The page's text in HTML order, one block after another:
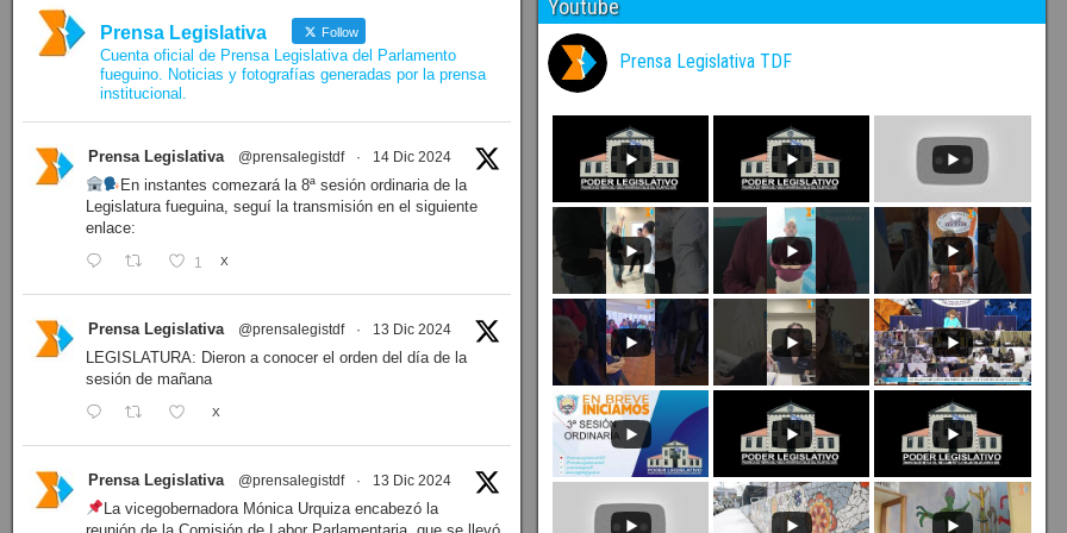
Prensa Legislativa Follow
Cuenta oficial de Prensa Legislativa del Parlamento
fueguino. Noticias y fotografías generadas por la prensa
institucional.
Prensa Legislativa @prensalegistdf · 14 Dic 2024
En instantes comezará la 8ª sesión ordinaria de la
Legislatura fueguina, seguí la transmisión en el siguiente
enlace:
1 X
Prensa Legislativa @prensalegistdf · 13 Dic 2024
LEGISLATURA: Dieron a conocer el orden del día de la
sesión de mañana
X
Prensa Legislativa @prensalegistdf · 13 Dic 2024
La vicegobernadora Mónica Urquiza encabezó la
Youtube
Prensa Legislativa TDF